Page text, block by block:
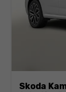
Skoda